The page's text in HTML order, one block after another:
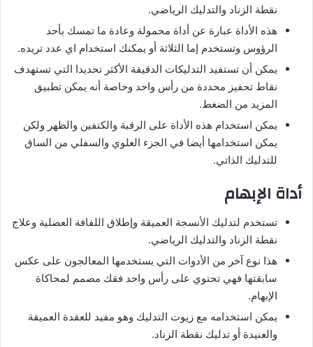
نقطة الزناد والتدليك الرياضي.
هذه الأداة عبارة عن أداة محمولة وعادة ما تمسك بأحد
الرؤوس وتستخدم إما الثلاثة أو يمكنك استخدام اي عدد تريده.
يمكن أن تستفيد التدليكات الدقيقة الأكثر تحديدا التي تستهدف
نقاط تحفيز محددة من رأس واحد وخاصة أنه يمكن تطبيق
المزيد من الضغط.
يمكن استخدام هذه الأداة على الرقبة والكتفين والظهر ولكن
يمكن استخدامها أيضا في الجزء العلوي والسفلي من الساق
للتدليك الذاتي.
أداة الإبهام
تستخدم لتدليك الأنسجة العميقة وإطلاق اللفافة العضلية وعلاج
نقطة الزناد والتدليك الرياضي.
هذا نوع آخر من الأدوات التي يستخدمها المعالجون على عكس
سابقتها فهي تحتوي على رأس واحد فقك مصمم لمحاكاة
الإبهام.
يمكن استخدامه مع زيوت التدليك وهو مفيد للعقدة العميقة
والعنيدة أو تدليك نقطة الزناد.